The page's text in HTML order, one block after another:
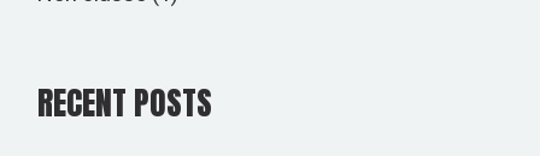
RECENT POSTS